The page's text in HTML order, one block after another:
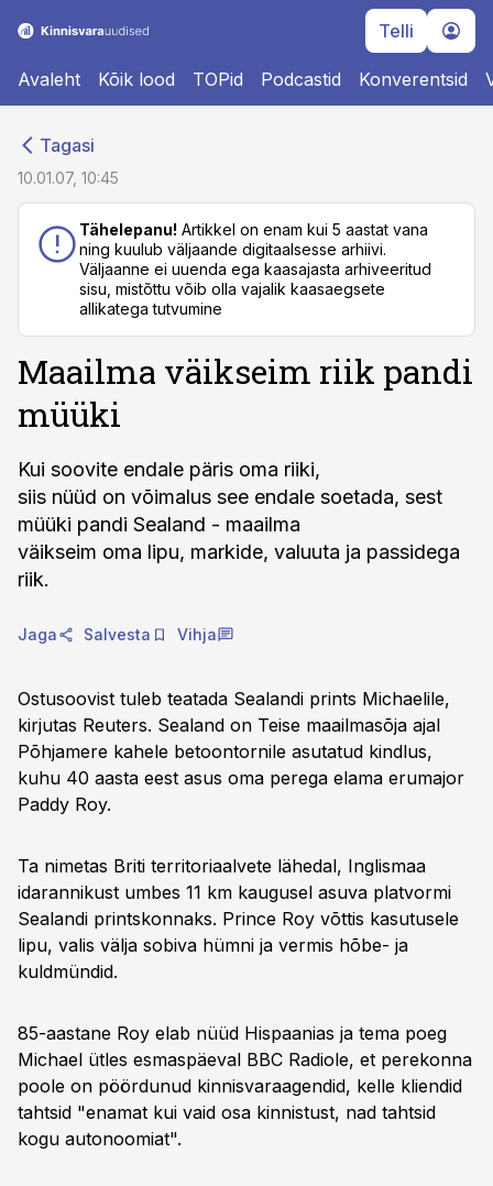
Telli
Avaleht Kõik lood TOPid Podcastid Konverentsid
Tagasi
10.01.07, 10:45
Tähelepanu! Artikkel on enam kui 5 aastat vana
ning kuulub väljaande digitaalsesse arhiivi.
Väljaanne ei uuenda ega kaasajasta arhiveeritud
sisu, mistõttu võib olla vajalik kaasaegsete
allikatega tutvumine
Maailma väikseim riik pandi
müüki
Kui soovite endale päris oma riiki,
siis nüüd on võimalus see endale soetada, sest
müüki pandi Sealand - maailma
väikseim oma lipu, markide, valuuta ja passidega
riik.
Jaga Salvesta Vihja
Ostusoovist tuleb teatada Sealandi prints Michaelile,
kirjutas Reuters. Sealand on Teise maailmasõja ajal
Põhjamere kahele betoontornile asutatud kindlus,
kuhu 40 aasta eest asus oma perega elama erumajor
Paddy Roy.
Ta nimetas Briti territoriaalvete lähedal, Inglismaa
idarannikust umbes 11 km kaugusel asuva platvormi
Sealandi printskonnaks. Prince Roy võttis kasutusele
lipu, valis välja sobiva hümni ja vermis hõbe- ja
kuldmündid.
85-aastane Roy elab nüüd Hispaanias ja tema poeg
Michael ütles esmaspäeval BBC Radiole, et perekonna
poole on pöördunud kinnisvaraagendid, kelle kliendid
tahtsid "enamat kui vaid osa kinnistust, nad tahtsid
kogu autonoomiat".